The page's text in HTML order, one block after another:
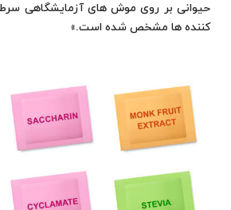
حیوانی بر روی موش های آزمایشگاهی
کننده ها مشخص شده است.»